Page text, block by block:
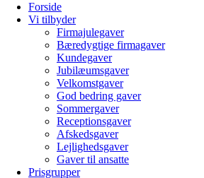
Forside
Vi tilbyder
Firmajulegaver
Bæredygtige firmagaver
Kundegaver
Jubilæumsgaver
Velkomstgaver
God bedring gaver
Sommergaver
Receptionsgaver
Afskedsgaver
Lejlighedsgaver
Gaver til ansatte
Prisgrupper